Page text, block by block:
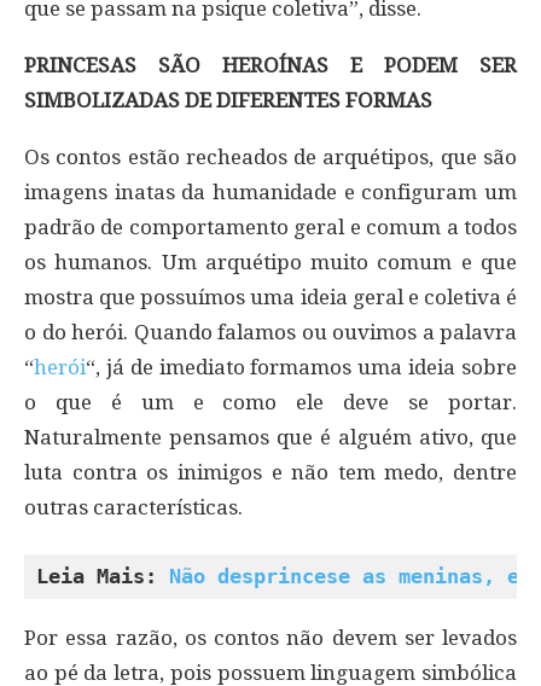
que se passam na psique coletiva”, disse.
PRINCESAS SÃO HEROÍNAS E PODEM SER
SIMBOLIZADAS DE DIFERENTES FORMAS
Os contos estão recheados de arquétipos, que são
imagens inatas da humanidade e configuram um
padrão de comportamento geral e comum a todos
os humanos. Um arquétipo muito comum e que
mostra que possuímos uma ideia geral e coletiva é
o do herói. Quando falamos ou ouvimos a palavra
“herói“, já de imediato formamos uma ideia sobre
o que é um e como ele deve se portar.
Naturalmente pensamos que é alguém ativo, que
luta contra os inimigos e não tem medo, dentre
outras características.
Leia Mais: Não desprincese as meninas,
Por essa razão, os contos não devem ser levados
ao pé da letra, pois possuem linguagem simbólica